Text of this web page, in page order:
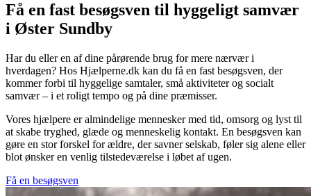
Få en fast besøgsven til hyggeligt samvær
i Øster Sundby
Har du eller en af dine pårørende brug for mere nærvær i
hverdagen? Hos Hjælperne.dk kan du få en fast besøgsven, der
kommer forbi til hyggelige samtaler, små aktiviteter og socialt
samvær – i et roligt tempo og på dine præmisser.
Vores hjælpere er almindelige mennesker med tid, omsorg og lyst til
at skabe tryghed, glæde og menneskelig kontakt. En besøgsven kan
gøre en stor forskel for ældre, der savner selskab, føler sig alene eller
blot ønsker en venlig tilstedeværelse i løbet af ugen.
Få en besøgsven